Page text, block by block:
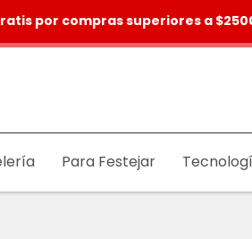
por compras superiores a
Para Festejar